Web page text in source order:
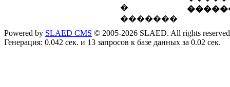
Powered by SLAED CMS © 2005-2026 SLAED. All rights
Генерация: 0.042 сек. и 13 запросов к базе данных за 0.02 сек.